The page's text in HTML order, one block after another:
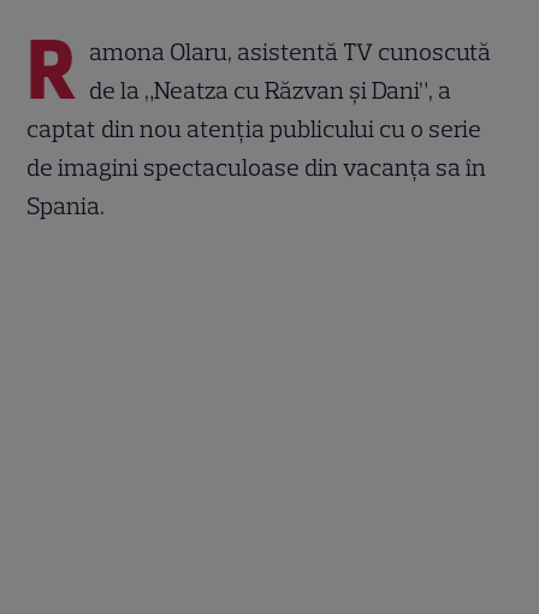
R amona Olaru, asistentă TV cunoscută
de la „Neatza cu Răzvan și Dani”, a
captat din nou atenția publicului cu o serie
de imagini spectaculoase din vacanța sa în
Spania.